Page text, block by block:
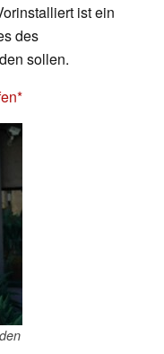
ist ein
des
sollen.